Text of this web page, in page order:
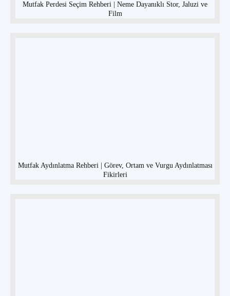
Mutfak Perdesi Seçim Rehberi | Neme Dayanıklı Stor, Jaluzi ve
Film
Mutfak Aydınlatma Rehberi | Görev, Ortam ve Vurgu Aydınlatması
Fikirleri